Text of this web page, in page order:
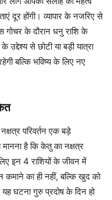
दूर होंगी। व्यापार के नजरिए से
गोचर के दौरान धनु राशि के
उद्देश्य से छोटी या बड़ी यात्रा
बल्कि भविष्य के लिए नए
परिवर्तन एक बड़े
है कि केतु का नक्षत्र
इन 4 राशियों के जीवन में
का ही नहीं, बल्कि खुद को
घटना गुरु प्रदोष के दिन हो